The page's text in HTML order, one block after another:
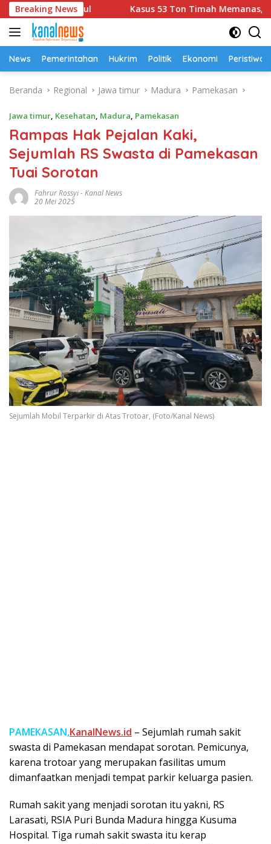
Langsung
ke
konten
Breaking News
Amburadul Kasus 53 Ton Timah Memanas, Polda
News Pemerintahan Hukrim Politik Ekonomi Peristiwa
Beranda Regional Jawa timur Madura Pamekasan
Jawa timur, Kesehatan, Madura, Pamekasan
Rampas Hak Pejalan Kaki,
Sejumlah RS Swasta di Pamekasan
Tuai Sorotan
Fahrur Rossyi-Kanal News
20 Mei 2025
Sejumlah Mobil Terparkir di Atas Trotoar, (Foto/Kanal News)
PAMEKASAN,KanalNews.id – Sejumlah rumah sakit
swasta di Pamekasan mendapat sorotan. Pemicunya,
karena trotoar yang merupakan fasilitas umum
dimanfaatkan menjadi tempat parkir keluarga pasien.
Rumah sakit yang menjadi sorotan itu yakni, RS
Larasati, RSIA Puri Bunda Madura hingga Kusuma
Hospital. Tiga rumah sakit swasta itu kerap